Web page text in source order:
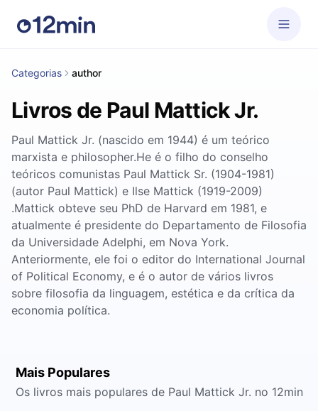
Categorias author
Livros de Paul Mattick Jr.
Paul Mattick Jr. (nascido em 1944) é um teórico
marxista e philosopher.He é o filho do conselho
teóricos comunistas Paul Mattick Sr. (1904-1981)
(autor Paul Mattick) e Ilse Mattick (1919-2009)
.Mattick obteve seu PhD de Harvard em 1981, e
atualmente é presidente do Departamento de Filosofia
da Universidade Adelphi, em Nova York.
Anteriormente, ele foi o editor do International Journal
of Political Economy, e é o autor de vários livros
sobre filosofia da linguagem, estética e da crítica da
economia política.
Mais Populares
Os livros mais populares de Paul Mattick Jr. no 12min